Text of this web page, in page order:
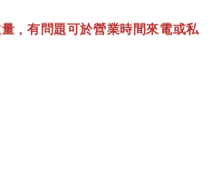
，有問題可於營業時間來電或私